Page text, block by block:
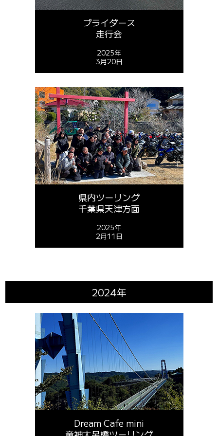
プライダース
走行会
2025年
3月20日
県内ツーリング
千葉県天津方面
2025年
2月11日
2024年
Dream Cafe mini